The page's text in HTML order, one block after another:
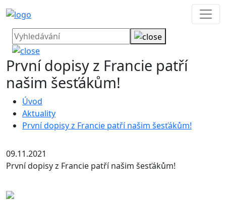
První dopisy z Francie patří
našim šesťákům!
Úvod
Aktuality
První dopisy z Francie patří našim šesťákům!
09.11.2021
První dopisy z Francie patří našim šesťákům!